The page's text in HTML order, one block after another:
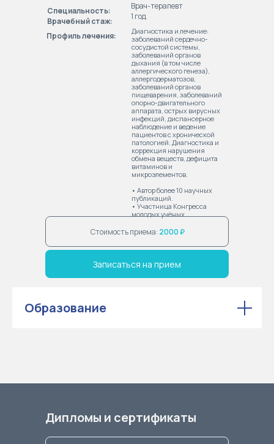
Профиль лечения:
Специальность:
Врачебный стаж:
Диагностика и лечение:
заболеваний сердечно-
сосудистой системы,
заболеваний органов
дыхания (в том числе
аллергического генеза),
аллергодерматозов,
заболеваний органов
пищеварения, заболеваний
опорно-двигательного
аппарата, острых вирусных
инфекций, диспансерное
наблюдение и ведение
пациентов с хронической
патологией. Диагностика и
коррекция нарушения
обмена веществ, дефицита
витаминов и
микроэлементов.
• Автор более 10 научных
публикаций.
• Участница Конгресса
молодых учёных.
Врач-терапевт
1 год
Записаться на прием
Стоимость приема: 2000 ₽
Образование
Дипломы и сертификаты